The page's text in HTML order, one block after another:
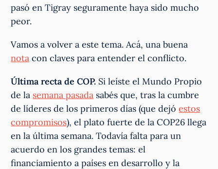
pasó en Tigray seguramente haya sido mucho
peor.
Vamos a volver a este tema. Acá, una buena
nota con claves para entender el conflicto.
Última recta de COP. Si leíste el Mundo Propio
de la semana pasada sabés que, tras la cumbre
de líderes de los primeros días (que dejóestos
compromisos), el plato fuerte de la COP26 llega
en la última semana. Todavía falta para un
acuerdo en los grandes temas: el
financiamiento a países en desarrollo y la